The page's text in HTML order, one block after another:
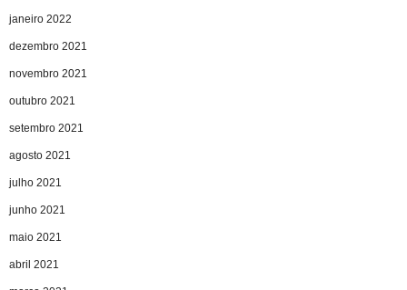
janeiro 2022
dezembro 2021
novembro 2021
outubro 2021
setembro 2021
agosto 2021
julho 2021
junho 2021
maio 2021
abril 2021